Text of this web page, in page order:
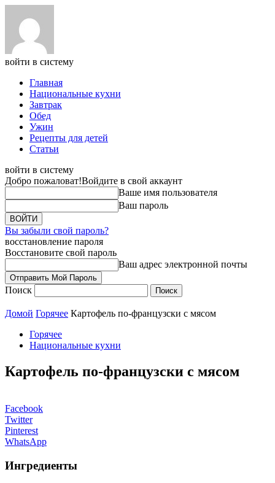
войти в систему
Главная
Национальные кухни
Завтрак
Обед
Ужин
Рецепты для детей
Статьи
войти в систему
Добро пожаловат!Войдите в свой аккаунт
Ваше имя пользователя
Ваш пароль
Вы забыли свой пароль?
восстановление пароля
Восстановите свой пароль
Ваш адрес электронной почты
Поиск
Домой Горячее Картофель по-французски с мясом
Горячее
Национальные кухни
Картофель по-французски с мясом
Facebook
Twitter
Pinterest
WhatsApp
Ингредиенты